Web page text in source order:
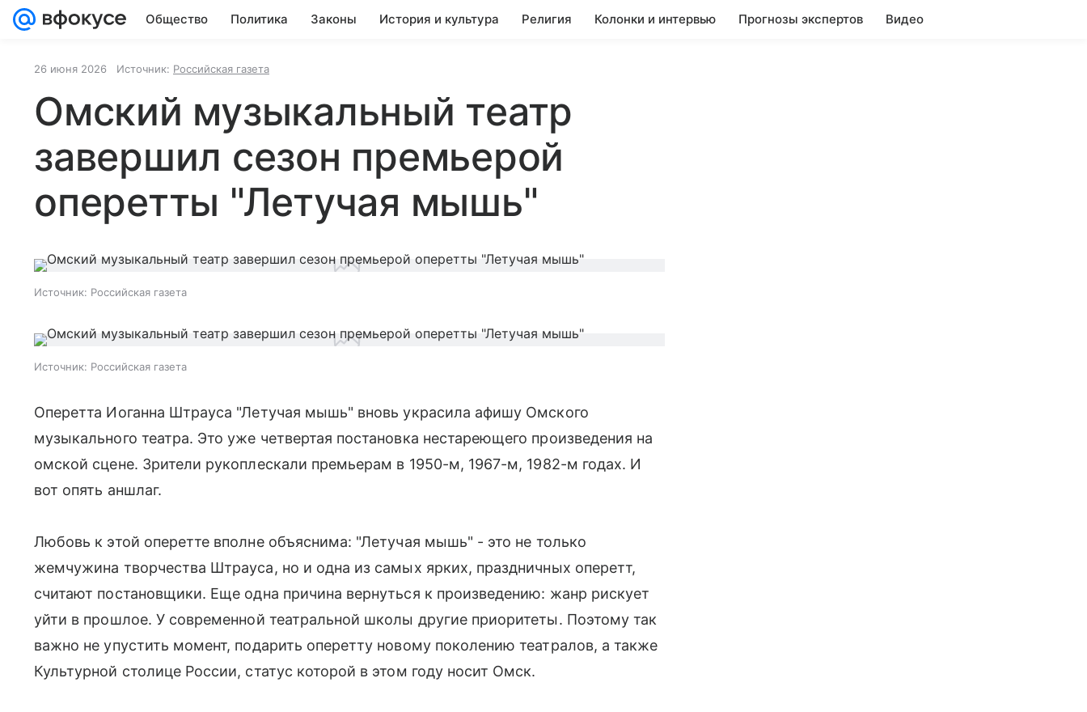
Общество Политика Законы История и культура Религия Колонки и интервью Прогнозы экспертов Видео
26 июня 2026 Источник: Российская газета
Омский музыкальный театр
завершил сезон премьерой
оперетты "Летучая мышь"
Источник: Российская газета
Источник: Российская газета
Оперетта Иоганна Штрауса "Летучая мышь" вновь украсила афишу Омского
музыкального театра. Это уже четвертая постановка нестареющего произведения на
омской сцене. Зрители рукоплескали премьерам в 1950-м, 1967-м, 1982-м годах. И
вот опять аншлаг.
Любовь к этой оперетте вполне объяснима: "Летучая мышь" - это не только
жемчужина творчества Штрауса, но и одна из самых ярких, праздничных оперетт,
считают постановщики. Еще одна причина вернуться к произведению: жанр рискует
уйти в прошлое. У современной театральной школы другие приоритеты. Поэтому так
важно не упустить момент, подарить оперетту новому поколению театралов, а также
Культурной столице России, статус которой в этом году носит Омск.